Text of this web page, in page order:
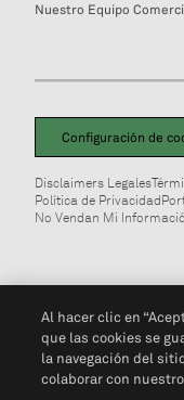
Nuestro Equipo
Configuración de
Disclaimers Legales
Política de Privacidad
No Vendan Mi
Al hacer clic en
que las cookies se
la navegación del
colaborar con